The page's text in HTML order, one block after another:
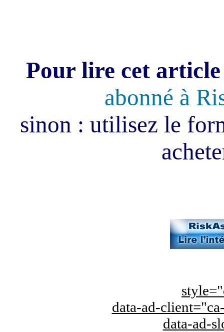
Pour lire cet
abonné à
sinon : utilisez le
data-ad-
data-ad-